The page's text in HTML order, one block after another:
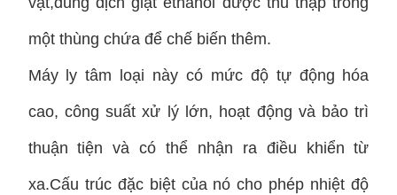
một thùng chứa để chế biến thêm.
Máy ly tâm loại này có mức độ tự động hóa
cao, công suất xử lý lớn, hoạt động và bảo trì
thuận tiện và có thể nhận ra điều khiển từ
xa.Cấu trúc đặc biệt của nó cho phép nhiệt độ